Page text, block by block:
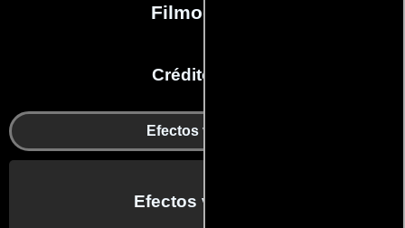
Filmografía
Créditos en:
Efectos visuales
Efectos visuales